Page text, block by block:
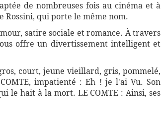
de nombreuses fois au cinéma et à
qui porte le même nom.
satire sociale et romance. À travers
offre un divertissement intelligent et
court, jeune vieillard, gris, pommelé,
impatienté : Eh ! je l'ai Vu. Son
le hait à la mort. LE COMTE : Ainsi, ses